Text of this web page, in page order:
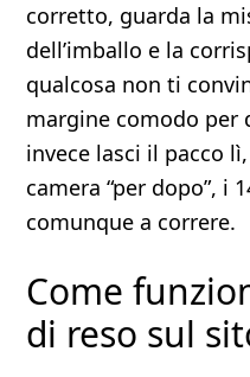
corretto, guarda la
dell’imballo e la
qualcosa non ti
margine comodo per
invece lasci il pacco
camera “per dopo”, i
comunque a correre.
Come
di reso sul